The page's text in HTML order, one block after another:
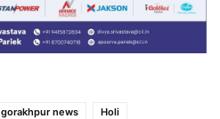
gorakhpur news Holi